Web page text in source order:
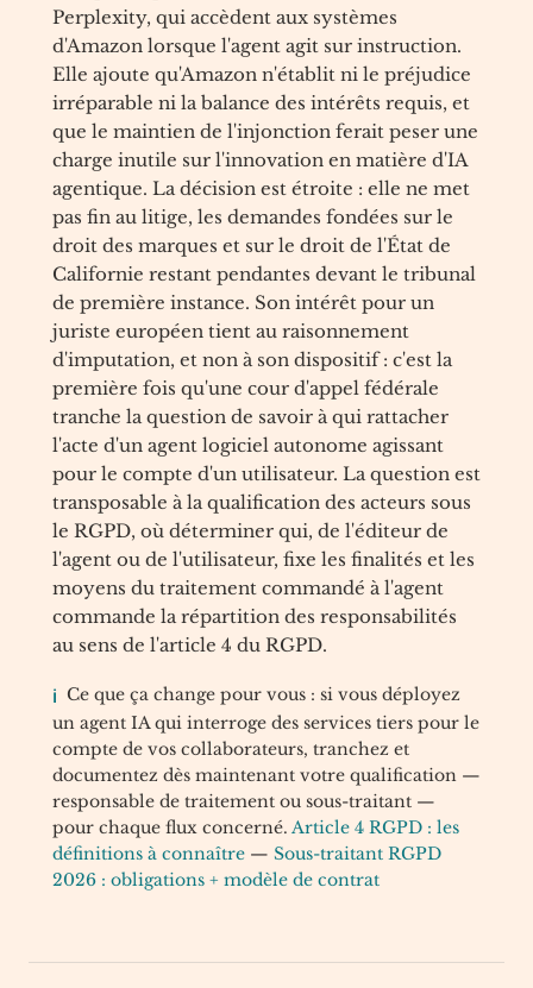
Perplexity, qui accèdent aux systèmes
d'Amazon lorsque l'agent agit sur instruction.
Elle ajoute qu'Amazon n'établit ni le préjudice
irréparable ni la balance des intérêts requis, et
que le maintien de l'injonction ferait peser une
charge inutile sur l'innovation en matière d'IA
agentique. La décision est étroite : elle ne met
pas fin au litige, les demandes fondées sur le
droit des marques et sur le droit de l'État de
Californie restant pendantes devant le tribunal
de première instance. Son intérêt pour un
juriste européen tient au raisonnement
d'imputation, et non à son dispositif : c'est la
première fois qu'une cour d'appel fédérale
tranche la question de savoir à qui rattacher
l'acte d'un agent logiciel autonome agissant
pour le compte d'un utilisateur. La question est
transposable à la qualification des acteurs sous
le RGPD, où déterminer qui, de l'éditeur de
l'agent ou de l'utilisateur, fixe les finalités et les
moyens du traitement commandé à l'agent
commande la répartition des responsabilités
au sens de l'article 4 du RGPD.
Ce que ça change pour vous : si vous déployez
un agent IA qui interroge des services tiers pour le
compte de vos collaborateurs, tranchez et
documentez dès maintenant votre qualification —
responsable de traitement ou sous-traitant —
pour chaque flux concerné. Article 4 RGPD : les
définitions à connaître — Sous-traitant RGPD
2026 : obligations + modèle de contrat